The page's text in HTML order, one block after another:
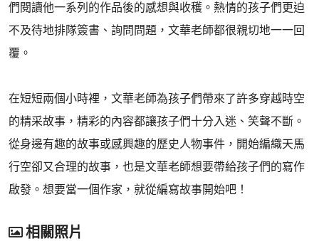
們閱讀他一系列的作品後的感想與收穫。熱情的孩子們更迫
不及待地排隊簽書、詢問問題，文華老師都很親切地一一回
覆。
在短短兩個小時裡，文華老師為孩子們帶來了許多穿越時空
的精采故事，精彩的內容都讓孩子們十分入迷、笑聲不斷。
從身邊有趣的故事或感興趣的歷史人物事件，開始編織天馬
行空卻又合理的故事，也是文華老師想要帶給孩子們的寫作
啟發。想要當一個作家，就從編寫故事開始吧！
相關照片